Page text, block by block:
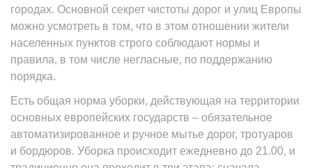
городах. Основной секрет чистоты дорог и улиц Европы
можно усмотреть в том, что в этом отношении жители
населенных пунктов строго соблюдают нормы и
правила, в том числе негласные, по поддержанию
порядка.
Есть общая норма уборки, действующая на территории
основных европейских государств – обязательное
автоматизированное и ручное мытье дорог, тротуаров
и бордюров. Уборка происходит ежедневно до 21.00, и